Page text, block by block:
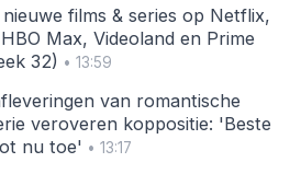
films & series op Netflix,
Max, Videoland en Prime
32) • 13:59
van romantische
veroveren koppositie: 'Beste
nu toe' • 13:17